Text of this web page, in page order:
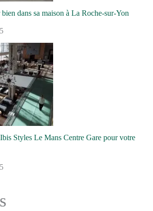
dans sa maison à La Roche-sur-Yon
Styles Le Mans Centre Gare pour votre